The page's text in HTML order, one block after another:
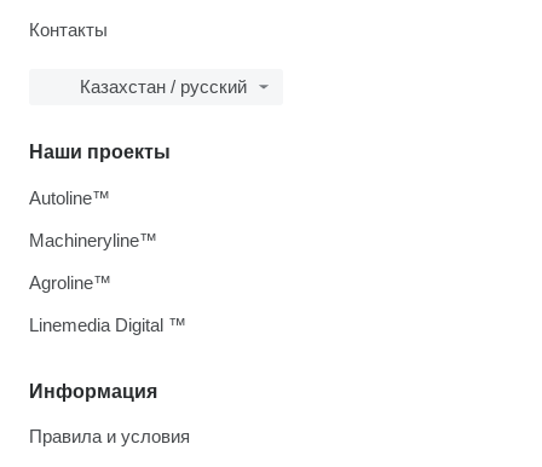
Контакты
Казахстан / русский
Информация
Правила и условия
Наши проекты
Autoline™
Machineryline™
Agroline™
Linemedia Digital ™